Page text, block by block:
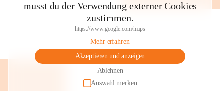
musst du der Verwendung externer Cookies
zustimmen.
https://www.google.com/maps
Mehr erfahren
Akzeptieren und anzeigen
Ablehnen
Auswahl merken